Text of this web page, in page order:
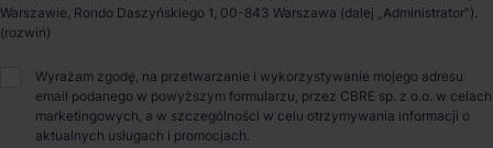
Maciej Gierak
Warszawie, Rondo Daszyńskiego 1, 00-843 Warszawa (dalej „Administrator”).
Wyrażam zgodę, na przetwarzanie i wykorzystywanie mojego adresu
email podanego w powyższym formularzu, przez CBRE sp. z o.o. w celach
marketingowych, a w szczególności w celu otrzymywania informacji o
aktualnych usługach i promocjach.